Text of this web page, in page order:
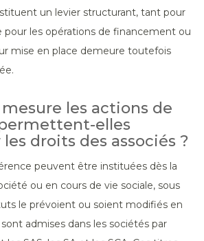
un levier structurant, tant pour
pour les opérations de financement ou
mise en place demeure toutefois
les actions de
elles
les droits des associés ?
peuvent être instituées dès la
ou en cours de vie sociale, sous
le prévoient ou soient modifiés en
admises dans les sociétés par